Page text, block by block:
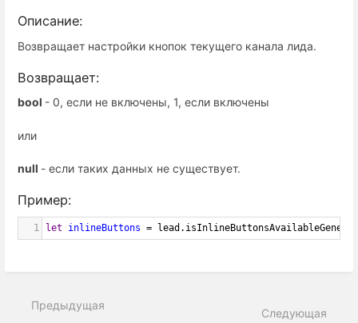
Описание:
Возвращает настройки кнопок текущего канала лида.
Возвращает:
bool - 0, если не включены, 1, если включены
или
null - если таких данных не существует.
Пример:
1 let inlineButtons = lead .
Предыдущая
Следующая